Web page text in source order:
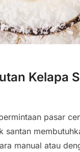
Kelapa
pasar
santan
manual atau